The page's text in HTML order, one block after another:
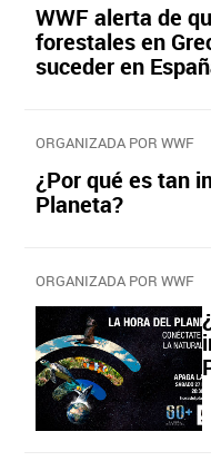
WWF alerta de
forestales en
suceder en
ORGANIZADA POR WWF
¿Por qué es tan
Planeta?
ORGANIZADA POR WWF